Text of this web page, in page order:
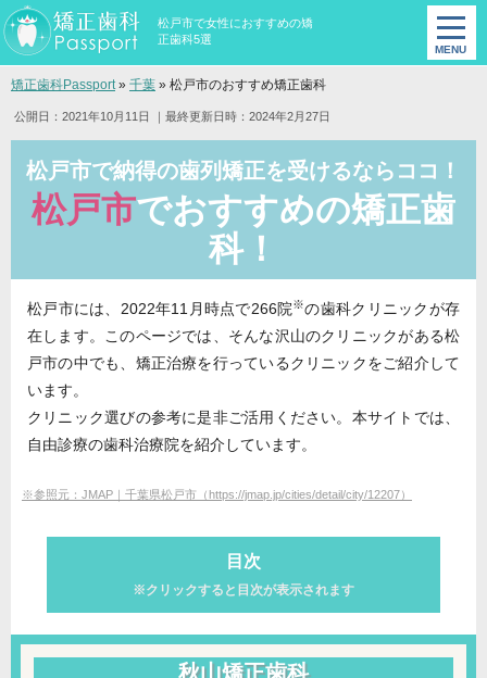
松戸市で女性におすすめの矯
正歯科5選
矯正歯科Passport» 千葉 » 松戸市のおすすめ矯正歯科
公開日：2021年10月11日 ｜最終更新日時：2024年2月27日
松戸市で納得の歯列矯正を受けるならココ！
松戸市でおすすめの矯正歯
科！
松戸市には、2022年11月時点で266院※の歯科クリニックが存
在します。このページでは、そんな沢山のクリニックがある松
戸市の中でも、矯正治療を行っているクリニックをご紹介して
います。
クリニック選びの参考に是非ご活用ください。本サイトでは、
自由診療の歯科治療院を紹介しています。
※参照元：JMAP｜千葉県松戸市（https://jmap.jp/cities/detail/city/12207）
目次
※クリックすると目次が表示されます
秋山矯正歯科